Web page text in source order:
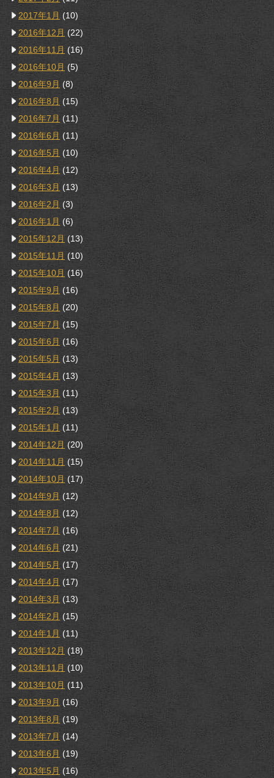
2017年1月 (10)
2016年12月 (22)
2016年11月 (16)
2016年10月 (5)
2016年9月 (8)
2016年8月 (15)
2016年7月 (11)
2016年6月 (11)
2016年5月 (10)
2016年4月 (12)
2016年3月 (13)
2016年2月 (3)
2016年1月 (6)
2015年12月 (13)
2015年11月 (10)
2015年10月 (16)
2015年9月 (16)
2015年8月 (20)
2015年7月 (15)
2015年6月 (16)
2015年5月 (13)
2015年4月 (13)
2015年3月 (11)
2015年2月 (13)
2015年1月 (11)
2014年12月 (20)
2014年11月 (15)
2014年10月 (17)
2014年9月 (12)
2014年8月 (12)
2014年7月 (16)
2014年6月 (21)
2014年5月 (17)
2014年4月 (17)
2014年3月 (13)
2014年2月 (15)
2014年1月 (11)
2013年12月 (18)
2013年11月 (10)
2013年10月 (11)
2013年9月 (16)
2013年8月 (19)
2013年7月 (14)
2013年6月 (19)
2013年5月 (16)